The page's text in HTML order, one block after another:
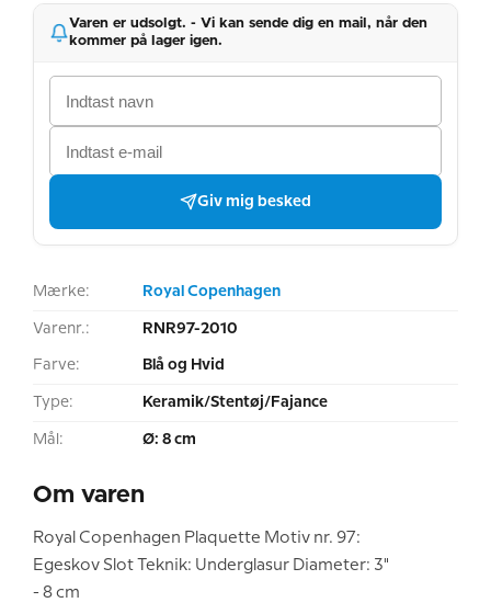
Varen er udsolgt. - Vi kan sende dig en mail, når den
kommer på lager igen.
Giv mig besked
Mærke: Royal Copenhagen
Varenr.: RNR97-2010
Farve: Blå og Hvid
Type: Keramik/Stentøj/Fajance
Mål: Ø: 8 cm
Om varen
Royal Copenhagen Plaquette Motiv nr. 97:
Egeskov Slot Teknik: Underglasur Diameter: 3"
- 8 cm